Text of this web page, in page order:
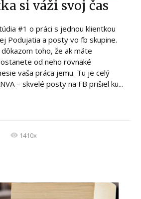
si váži svoj čas
#1 o práci s jednou klientkou
Podujatia a posty vo fb skupine.
toho, že ak máte
od neho rovnaké
vaša práca jemu. Tu je celý
– skvelé posty na FB prišiel ku...
1410x